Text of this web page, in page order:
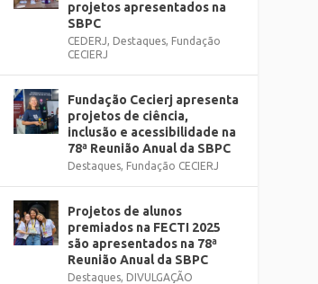
projetos apresentados na
SBPC
CEDERJ, Destaques, Fundação
CECIERJ
Fundação Cecierj apresenta
projetos de ciência,
inclusão e acessibilidade na
78ª Reunião Anual da SBPC
Destaques, Fundação CECIERJ
Projetos de alunos
premiados na FECTI 2025
são apresentados na 78ª
Reunião Anual da SBPC
Destaques, DIVULGAÇÃO